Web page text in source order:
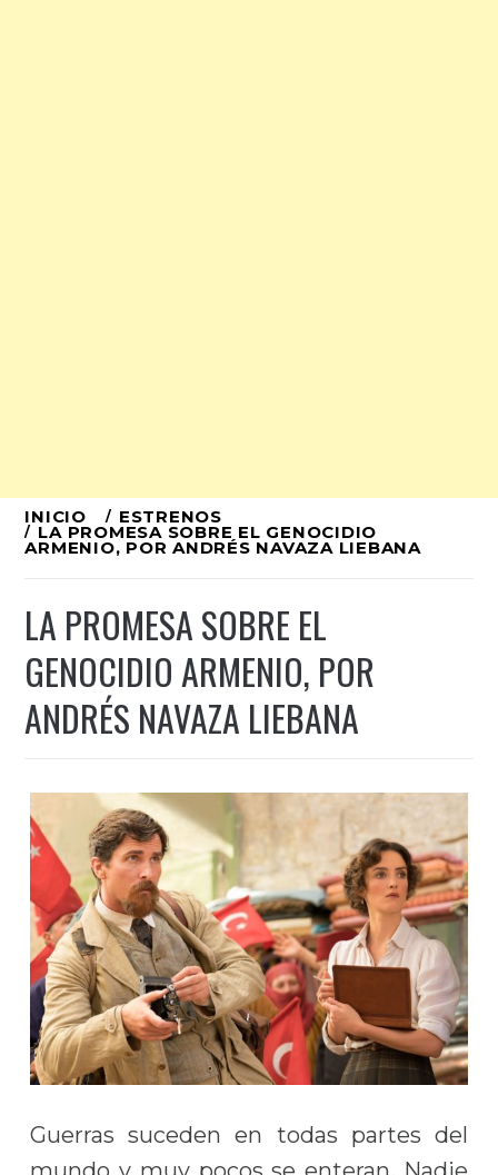
Ir
al
INICIO ESTRENOS
LA PROMESA SOBRE EL GENOCIDIO
ARMENIO, POR ANDRÉS NAVAZA LIEBANA
LA PROMESA SOBRE EL
GENOCIDIO ARMENIO, POR
ANDRÉS NAVAZA LIEBANA
Guerras suceden en todas partes del